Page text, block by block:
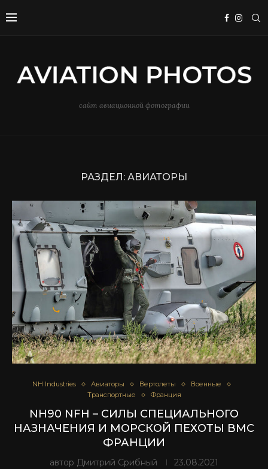
сайт авиационной фотографии
РАЗДЕЛ: АВИАТОРЫ
NH Industries Авиаторы Вертолеты
Военные
Транспортные
Франция
NH90 NFH – СИЛЫ СПЕЦИАЛЬНОГО
НАЗНАЧЕНИЯ И МОРСКОЙ ПЕХОТЫ ВМС
ФРАНЦИИ
автор Дмитрий Срибный 23.08.2021